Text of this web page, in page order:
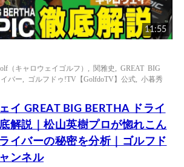
11:55
（キャロウェイゴルフ）
関雅史
GREAT BIG
バー
ゴルフドゥ!TV【GolfdoTV】公式
小暮秀
イ GREAT BIG BERTHA ドライ
解説｜松山英樹プロが惚れこん
イバーの秘密を分析｜ゴルフド
ンネル